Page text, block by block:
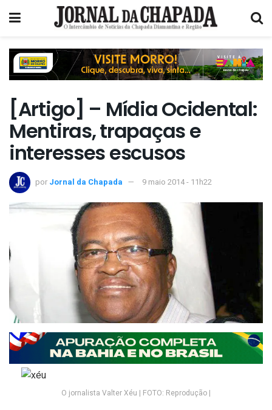
[Artigo] – Mídia Ocidental:
Mentiras, trapaças e
interesses escusos
por Jornal da Chapada 9 maio 2014 - 11h22
O jornalista Valter Xéu | FOTO: Reprodução |